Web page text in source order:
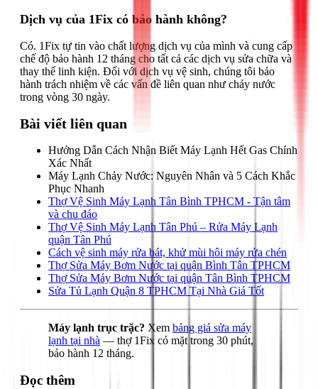
Dịch vụ của 1Fix có bảo hành không?
Có. 1Fix tự tin vào chất lượng dịch vụ của mình và cung cấp
chế độ bảo hành 12 tháng cho tất cả các dịch vụ sửa chữa và
thay thế linh kiện. Đối với dịch vụ vệ sinh, chúng tôi bảo
hành trách nhiệm về các vấn đề liên quan như chảy nước
trong vòng 30 ngày.
Bài viết liên quan
Hướng Dẫn Cách Nhận Biết Máy Lạnh Hết Gas Chính
Xác Nhất
Máy Lạnh Chảy Nước: Nguyên Nhân và 5 Cách Khắc
Phục Nhanh
Thợ Vệ Sinh Máy Lạnh Tân Bình TPHCM - Tận tâm
và chu đáo
Thợ Vệ Sinh Máy Lạnh Tân Phú – Rửa Máy Lạnh
quận Tân Phú
Cách vệ sinh máy rửa bát, khử mùi hôi máy rửa chén
Thợ Sửa Máy Bơm Nước tại quận Bình Tân TPHCM
Thợ Sửa Máy Bơm Nước tại quận Tân Bình TPHCM
Sửa Tủ Lạnh Quận 8 TPHCM Tại Nhà Giá Tốt
Máy lạnh trục trặc? Xem bảng giá sửa máy
lạnh tại nhà — thợ 1Fix có mặt trong 30 phút,
bảo hành 12 tháng.
Đọc thêm